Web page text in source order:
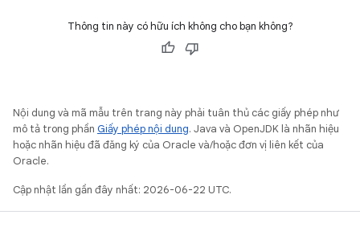
Thông tin này có hữu ích không cho bạn không?
Nội dung và mã mẫu trên trang này phải tuân thủ các giấy phép như
mô tả trong phần Giấy phép nội dung. Java và OpenJDK là nhãn hiệu
hoặc nhãn hiệu đã đăng ký của Oracle và/hoặc đơn vị liên kết của
Oracle.
Cập nhật lần gần đây nhất: 2026-06-22 UTC.